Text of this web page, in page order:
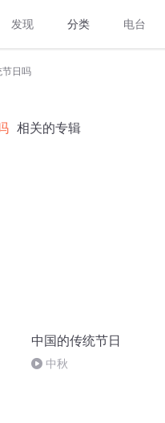
发现 分类 电台
节日吗
相关的专辑
中国的传统节日
中秋